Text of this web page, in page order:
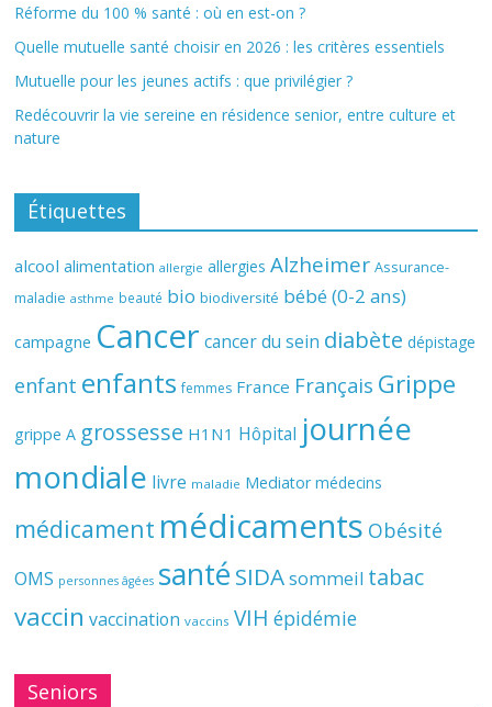
Réforme du 100 % santé : où en est-on ?
Quelle mutuelle santé choisir en 2026 : les critères essentiels
Mutuelle pour les jeunes actifs : que privilégier ?
Redécouvrir la vie sereine en résidence senior, entre culture et
nature
Étiquettes
alcool alimentation allergie allergies Alzheimer Assurance-
maladie asthme beauté bio biodiversité bébé (0-2 ans)
campagne Cancer cancer du sein diabète dépistage
enfant enfants femmes France Français Grippe
grippe A grossesse H1N1 Hôpital journée
mondiale livre maladie Mediator médecins
médicament médicaments Obésité
OMS personnes âgées santé SIDAsommeil tabac
vaccin vaccination vaccins VIH épidémie
Seniors